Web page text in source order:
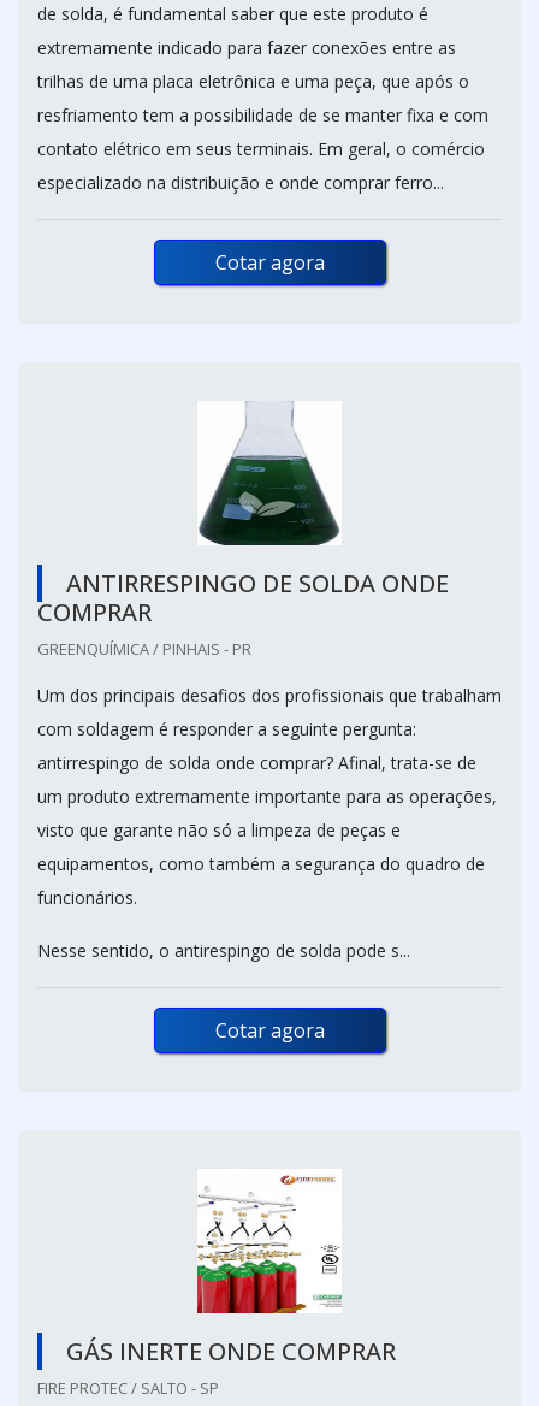
de solda, é fundamental saber que este produto é
extremamente indicado para fazer conexões entre as
trilhas de uma placa eletrônica e uma peça, que após o
resfriamento tem a possibilidade de se manter fixa e com
contato elétrico em seus terminais. Em geral, o comércio
especializado na distribuição e onde comprar ferro...
Cotar agora
ANTIRRESPINGO DE SOLDA ONDE
COMPRAR
GREENQUÍMICA / PINHAIS - PR
Um dos principais desafios dos profissionais que trabalham
com soldagem é responder a seguinte pergunta:
antirrespingo de solda onde comprar? Afinal, trata-se de
um produto extremamente importante para as operações,
visto que garante não só a limpeza de peças e
equipamentos, como também a segurança do quadro de
funcionários.
Nesse sentido, o antirespingo de solda pode s...
Cotar agora
GÁS INERTE ONDE COMPRAR
FIRE PROTEC / SALTO - SP